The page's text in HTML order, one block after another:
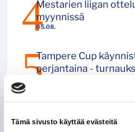
Tämä sivusto käyttää evästeitä
05.08.
Mestarien liigan
myynnissä
Tampere Cup
perjantaina -